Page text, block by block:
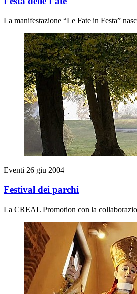
La manifestazione “Le Fate in Festa”
Eventi 26 giu 2004
Festival dei parchi
La CREAL Promotion con la